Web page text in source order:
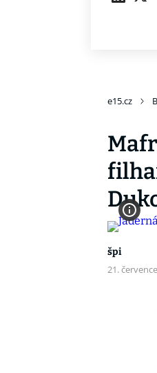
e15.cz
špi
21.